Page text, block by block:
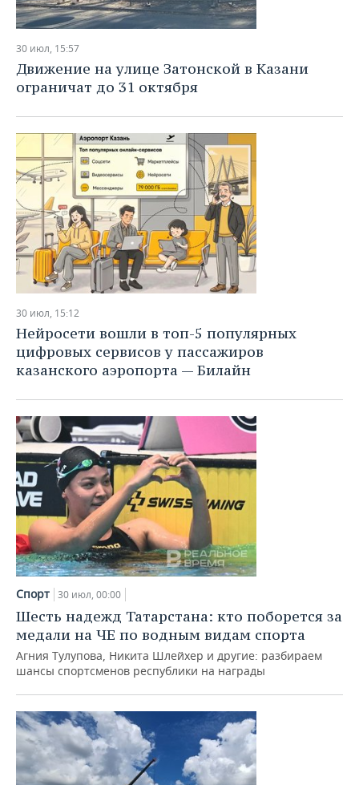
30 июл, 15:57
Движение на улице Затонской в Казани
ограничат до 31 октября
30 июл, 15:12
Нейросети вошли в топ-5 популярных
цифровых сервисов у пассажиров
казанского аэропорта — Билайн
Спорт 30 июл, 00:00
Шесть надежд Татарстана: кто поборется за
медали на ЧЕ по водным видам спорта
Агния Тулупова, Никита Шлейхер и другие: разбираем
шансы спортсменов республики на награды